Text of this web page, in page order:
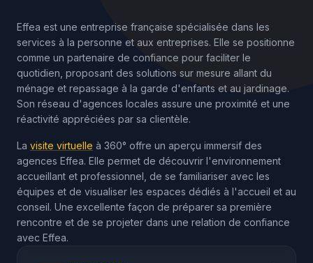
Effea est une entreprise française spécialisée dans les
services à la personne et aux entreprises. Elle se positionne
comme un partenaire de confiance pour faciliter le
quotidien, proposant des solutions sur mesure allant du
ménage et repassage à la garde d'enfants et au jardinage.
Son réseau d'agences locales assure une proximité et une
réactivité appréciées par sa clientèle.
La visite virtuelle à 360° offre un aperçu immersif des
agences Effea. Elle permet de découvrir l'environnement
accueillant et professionnel, de se familiariser avec les
équipes et de visualiser les espaces dédiés à l'accueil et au
conseil. Une excellente façon de préparer sa première
rencontre et de se projeter dans une relation de confiance
avec Effea.